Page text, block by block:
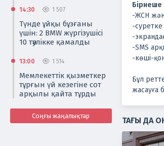
14:30 1 507
Түнде ұйқы бұзғаны
үшін: 2 BMW жүргізушісі
10 тәулікке қамалды
13:00 1 514
Мемлекеттік қызметкер
тұрғын үй кезегіне сот
арқылы қайта тұрды
Соңғы жаңалықтар
Бірнеше
-ЖСН
-
-
-SMS
-көші-
Бұл
жасауға
ТАҒЫ ДА